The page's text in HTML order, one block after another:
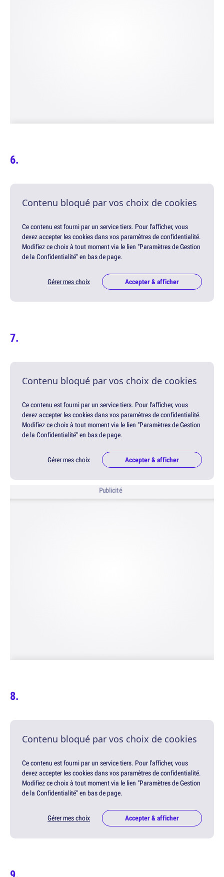
Contenu bloqué par vos choix de cookies
Ce contenu est fourni par un service tiers. Pour l'afficher, vous
devez accepter les cookies dans vos paramètres de confidentialité.
Modifiez ce choix à tout moment via le lien "Paramètres de Gestion
de la Confidentialité" en bas de page.
Gérer mes choix Accepter & afficher
Contenu bloqué par vos choix de cookies
Ce contenu est fourni par un service tiers. Pour l'afficher, vous
devez accepter les cookies dans vos paramètres de confidentialité.
Modifiez ce choix à tout moment via le lien "Paramètres de Gestion
de la Confidentialité" en bas de page.
Gérer mes choix Accepter & afficher
Publicité
Contenu bloqué par vos choix de cookies
Ce contenu est fourni par un service tiers. Pour l'afficher, vous
devez accepter les cookies dans vos paramètres de confidentialité.
Modifiez ce choix à tout moment via le lien "Paramètres de Gestion
de la Confidentialité" en bas de page.
Gérer mes choix Accepter & afficher